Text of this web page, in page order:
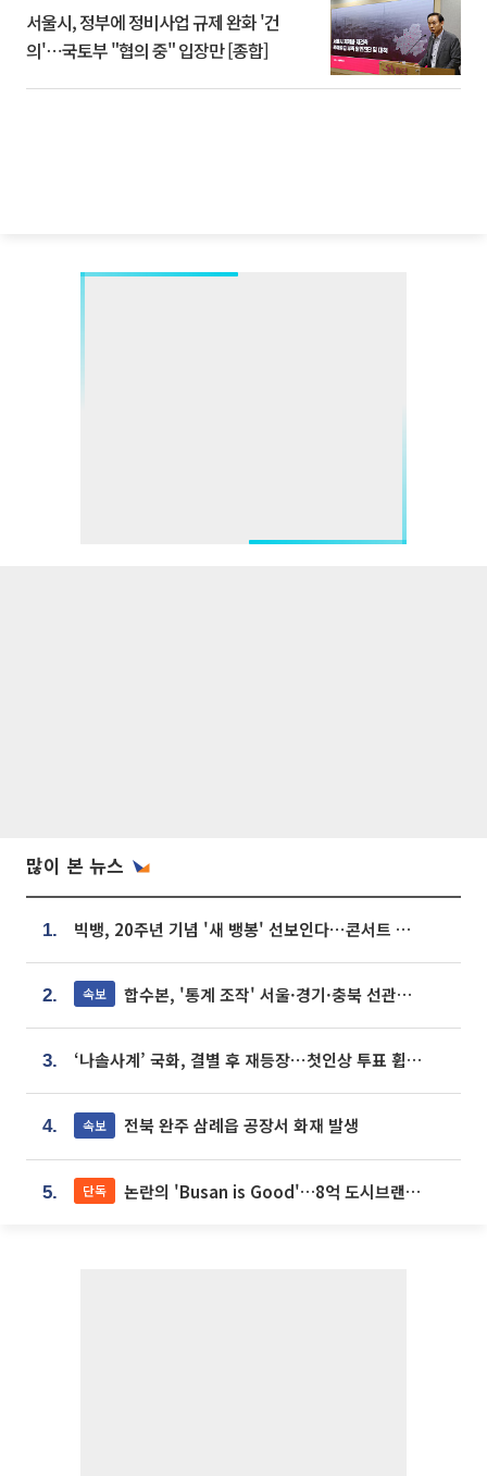
서울시, 정부에 정비사업 규제 완화 '건
의'⋯국토부 "협의 중" 입장만 [종합]
많이 본 뉴스
1. 빅뱅, 20주년 기념 '새 뱅봉' 선보인다⋯콘서트 앞두고 팝업 개최
2. 속보 합수본, '통계 조작' 서울·경기·충북 선관위 등 추가 압수수색
3. ‘나솔사계’ 국화, 결별 후 재등장⋯첫인상 투표 휩쓸고 ‘인기녀’ 등극
4. 속보 전북 완주 삼례읍 공장서 화재 발생
5. 단독 논란의 'Busan is Good'…8억 도시브랜드, 용산 대통령실 CI 업체가 수행